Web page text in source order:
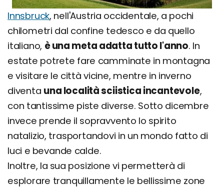
Innsbruck, nell'Austria occidentale, a pochi
chilometri dal confine tedesco e da quello
italiano, è una meta adatta tutto l'anno. In
estate potrete fare camminate in montagna
e visitare le città vicine, mentre in inverno
diventa una località sciistica incantevole,
con tantissime piste diverse. Sotto dicembre
invece prende il sopravvento lo spirito
natalizio, trasportandovi in un mondo fatto di
luci e bevande calde.
Inoltre, la sua posizione vi permetterà di
esplorare tranquillamente le bellissime zone